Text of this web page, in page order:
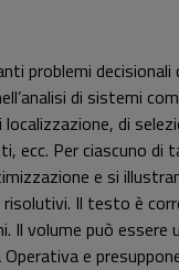
problemi
di sistemi
di
ecc. Per ciascuno di
e si
Il testo è
Il volume può
e